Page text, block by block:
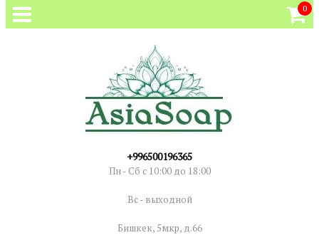
0
+996500196365
Пн - Сб с 10:00 до 18:00
Вс - выходной
Бишкек, 5мкр, д.66